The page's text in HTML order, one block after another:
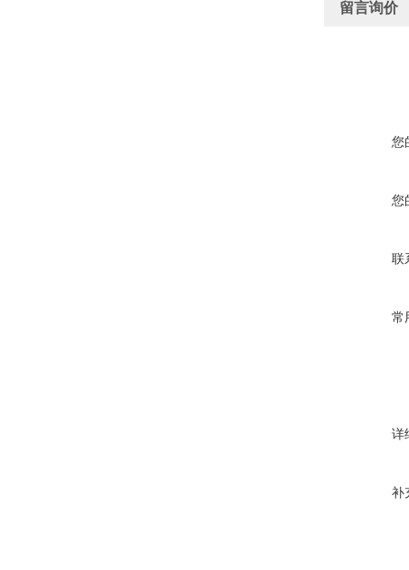
留言询价
您
您
联
常
详
补